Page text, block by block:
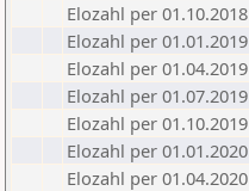
Elozahl per 01.10.2018
Elozahl per 01.01.2019
Elozahl per 01.04.2019
Elozahl per 01.07.2019
Elozahl per 01.10.2019
Elozahl per 01.01.2020
Elozahl per 01.04.2020